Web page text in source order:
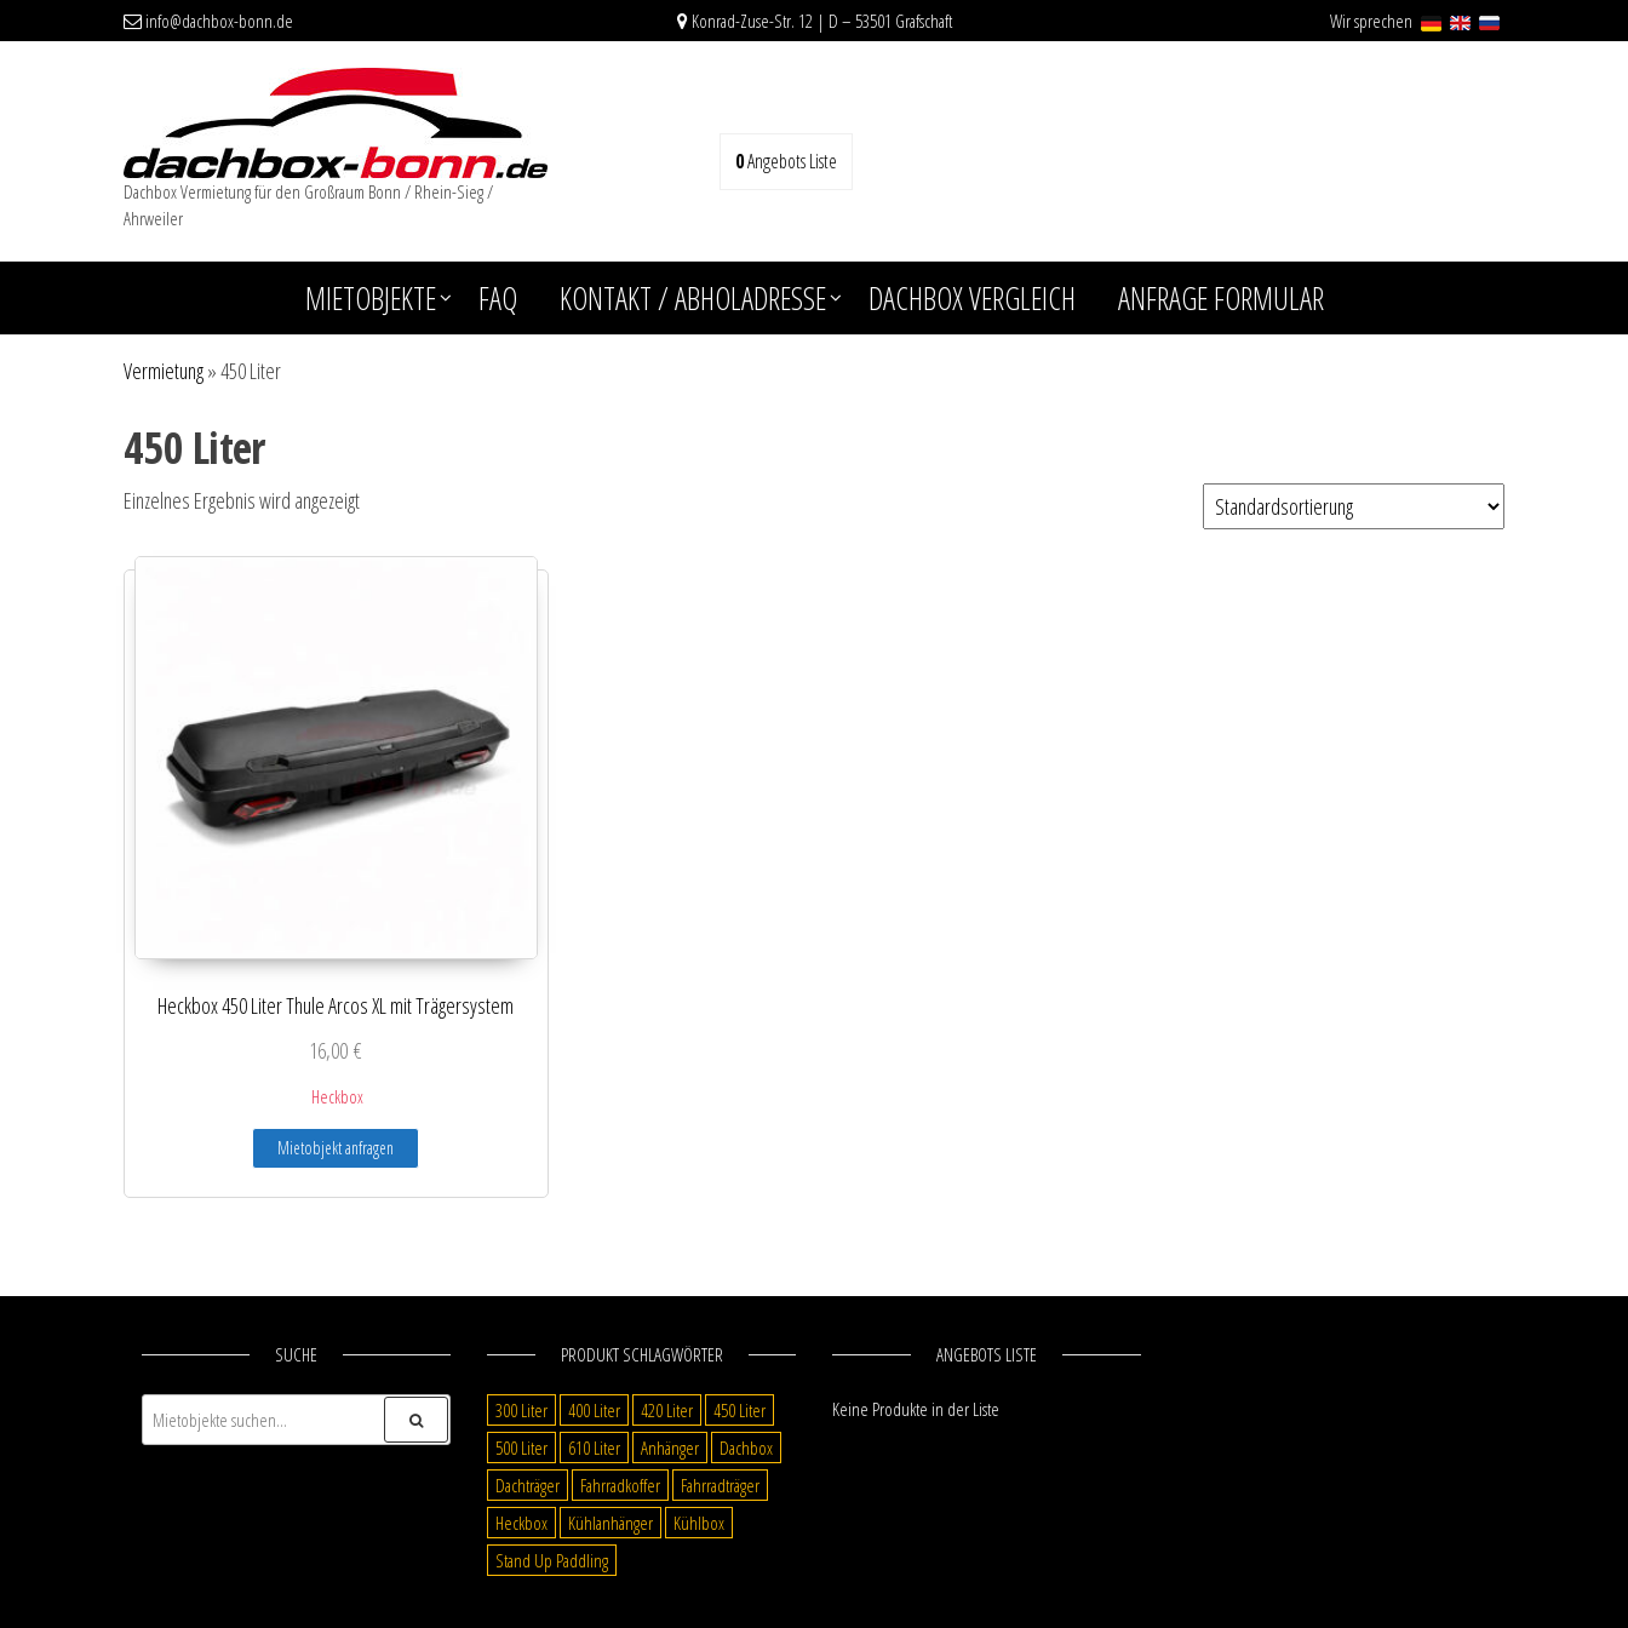
info@dachbox-bonn.de Konrad-Zuse-Str. 12 | D – 53501 Grafschaft Wir sprechen
Dachbox Vermietung für den Großraum Bonn / Rhein-Sieg /
Ahrweiler
0Angebots Liste
MIETOBJEKTE FAQ KONTAKT / ABHOLADRESSE DACHBOX VERGLEICH ANFRAGE FORMULAR
Vermietung»450 Liter
450 Liter
Einzelnes Ergebnis wird angezeigt
Heckbox 450 Liter Thule Arcos XL mit Trägersystem
16,00€
Heckbox
Mietobjekt anfragen
SUCHE PRODUKT SCHLAGWÖRTER
300 Liter 400 Liter 420 Liter
450 Liter
500 Liter
610 Liter Anhänger
Dachbox
Dachträger
Fahrradkoffer
Fahrradträger
Heckbox
Kühlanhänger
Kühlbox
Stand Up Paddling
ANGEBOTS LISTE
Keine Produkte in der Liste